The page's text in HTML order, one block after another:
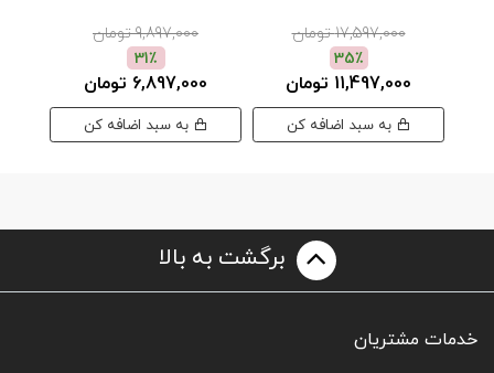
17,597,000 تومان
35٪
11,497,000 تومان
9,897,000 تومان
31٪
6,897,000 تومان
برگشت به بالا
خدمات مشتریان